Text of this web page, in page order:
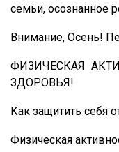
семьи, осознанное
Внимание, Осень!
ФИЗИЧЕСКАЯ
ЗДОРОВЬЯ!
Как защитить себя
Физическая